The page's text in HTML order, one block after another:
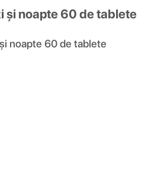
și noapte 60 de tablete